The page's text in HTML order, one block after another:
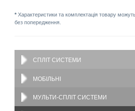
* Характеристики та комплектація товару
без попередження.
СПЛІТ СИСТЕМИ
МОБІЛЬНІ
МУЛЬТИ-СПЛІТ СИСТЕМИ